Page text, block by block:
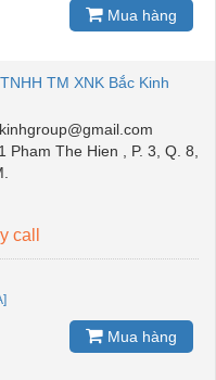
Mua hàng
TM XNK Bắc Kinh
Pham The Hien , P. 3, Q. 8,
call
Mua hàng